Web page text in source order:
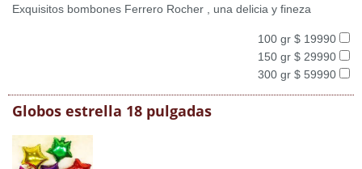
Exquisitos bombones Ferrero Rocher , una delicia y fineza
100 gr $ 19990
150 gr $ 29990
300 gr $ 59990
Globos estrella 18 pulgadas